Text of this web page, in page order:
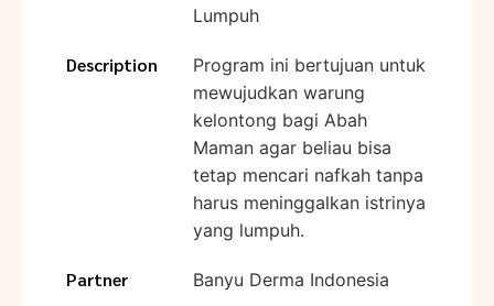
Lumpuh
Description
Program ini bertujuan untuk
mewujudkan warung
kelontong bagi Abah
Maman agar beliau bisa
tetap mencari nafkah tanpa
harus meninggalkan istrinya
yang lumpuh.
Partner Banyu Derma Indonesia